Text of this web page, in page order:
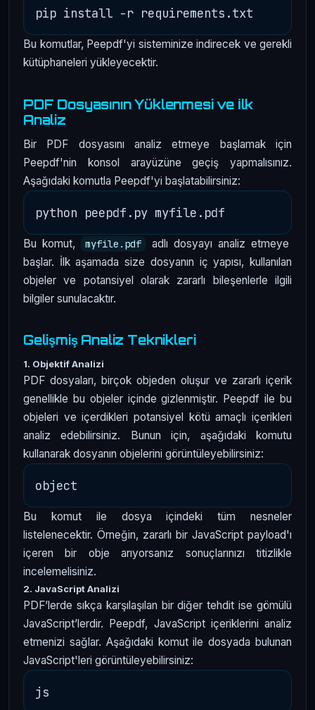
Bu komutlar, Peepdf'yi sisteminize indirecek ve gerekli
kütüphaneleri yükleyecektir.
PDF Dosyasının Yüklenmesi ve İlk
Analiz
Bir PDF dosyasını analiz etmeye başlamak için
Peepdf'nin konsol arayüzüne geçiş yapmalısınız.
Aşağıdaki komutla Peepdf'yi başlatabilirsiniz:
Bu komut, myfile.pdf
adlı dosyayı analiz etmeye
başlar. İlk aşamada size dosyanın iç yapısı, kullanılan
objeler ve potansiyel olarak zararlı bileşenlerle ilgili
bilgiler sunulacaktır.
Gelişmiş Analiz Teknikleri
1. Objektif Analizi
PDF dosyaları, birçok objeden oluşur ve zararlı içerik
genellikle bu objeler içinde gizlenmiştir. Peepdf ile bu
objeleri ve içerdikleri potansiyel kötü amaçlı içerikleri
analiz edebilirsiniz. Bunun için, aşağıdaki komutu
kullanarak dosyanın objelerini görüntüleyebilirsiniz:
Bu komut ile dosya içindeki tüm nesneler
listelenecektir. Örneğin, zararlı bir JavaScript payload'ı
içeren bir obje arıyorsanız sonuçlarınızı titizlikle
incelemelisiniz.
2. JavaScript Analizi
PDF’lerde sıkça karşılaşılan bir diğer tehdit ise gömülü
JavaScript’lerdir. Peepdf, JavaScript içeriklerini analiz
etmenizi sağlar. Aşağıdaki komut ile dosyada bulunan
JavaScript'leri görüntüleyebilirsiniz: